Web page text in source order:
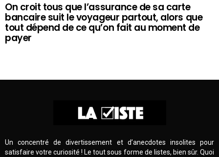
On croit tous que l’assurance de sa carte
bancaire suit le voyageur partout, alors que
tout dépend de ce qu’on fait au moment de
payer
Un concentré de divertissement et d’anecdotes insolites pour
satisfaire votre curiosité ! Le tout sous forme de listes, bien sûr. Quoi